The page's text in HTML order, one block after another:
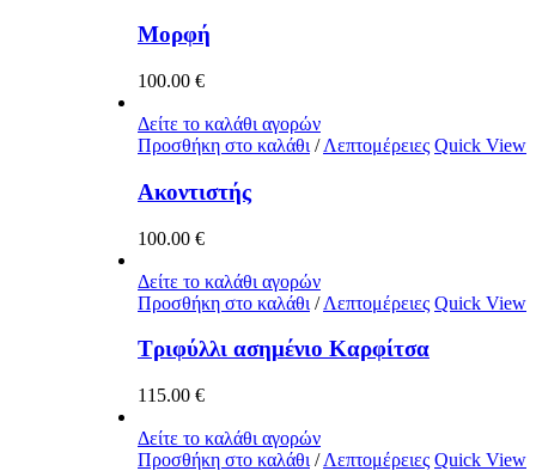
Μορφή
100.00 €
Δείτε το καλάθι αγορών
Προσθήκη στο καλάθι / Λεπτομέρειες Quick View
Ακοντιστής
100.00 €
Δείτε το καλάθι αγορών
Προσθήκη στο καλάθι / Λεπτομέρειες Quick View
Τριφύλλι ασημένιο Καρφίτσα
115.00 €
Δείτε το καλάθι αγορών
Προσθήκη στο καλάθι / Λεπτομέρειες Quick View